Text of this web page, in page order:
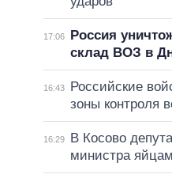
17:06
Россия
склад ВОЗ в
16:43
Российские
зоны контроля
16:29
В Косово
министра